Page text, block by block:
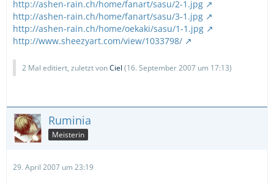
http://ashen-rain.ch/home/fanart/sasu/2-1.jpg
http://ashen-rain.ch/home/fanart/sasu/3-1.jpg
http://ashen-rain.ch/home/oekaki/sasu/1-1.jpg
http://www.sheezyart.com/view/1033798/
2 Mal editiert, zuletzt vonCiel (16. September 2007 um 17:13)
Ruminia
Meisterin
29. April 2007 um 23:19